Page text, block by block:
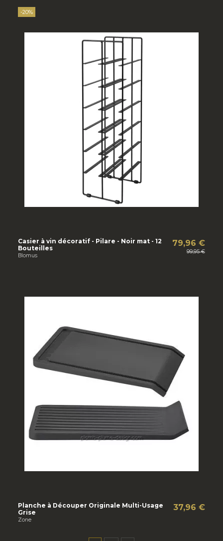
-20%
Casier à vin décoratif - Pilare - Noir mat - 12
Bouteilles
Blomus
79,96 €
99,95 €
Planche à Découper Originale Multi-Usage
Grise
Zone
37,96 €